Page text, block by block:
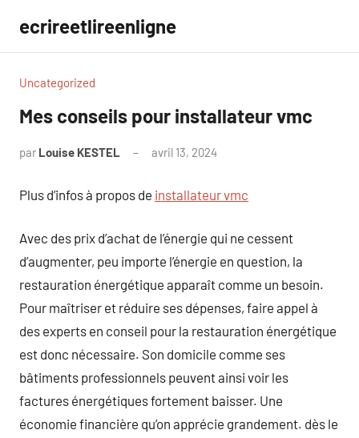
contenu
ecrireetlireenligne
Uncategorized
Mes conseils pour installateur vmc
par Louise KESTEL avril 13, 2024
Plus d’infos à propos de installateur vmc
Avec des prix d’achat de l’énergie qui ne cessent
d’augmenter, peu importe l’énergie en question, la
restauration énergétique apparaît comme un besoin.
Pour maîtriser et réduire ses dépenses, faire appel à
des experts en conseil pour la restauration énergétique
est donc nécessaire. Son domicile comme ses
bâtiments professionnels peuvent ainsi voir les
factures énergétiques fortement baisser. Une
économie financière qu’on apprécie grandement. dès le